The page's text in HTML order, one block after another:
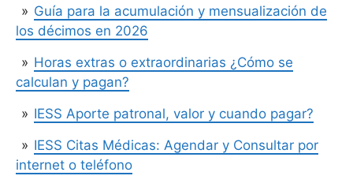
Guía para la acumulación y mensualización de
los décimos en 2026
Horas extras o extraordinarias ¿Cómo se
calculan y pagan?
IESS Aporte patronal, valor y cuando pagar?
IESS Citas Médicas: Agendar y Consultar por
internet o teléfono